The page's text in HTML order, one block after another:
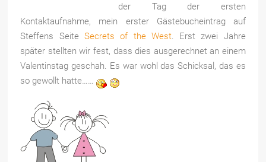
der Tag der ersten
Kontaktaufnahme, mein erster Gästebucheintrag auf
Steffens Seite Secrets of the West. Erst zwei Jahre
später stellten wir fest, dass dies ausgerechnet an einem
Valentinstag geschah. Es war wohl das Schicksal, das es
so gewollt hatte……